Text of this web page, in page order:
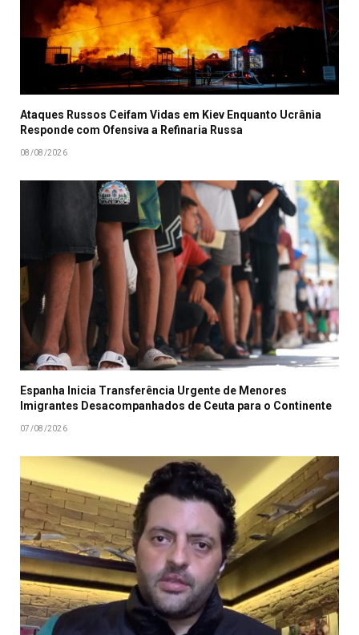
Ataques Russos Ceifam Vidas em Kiev Enquanto Ucrânia
Responde com Ofensiva a Refinaria Russa
08/08/2026
Espanha Inicia Transferência Urgente de Menores
Imigrantes Desacompanhados de Ceuta para o Continente
07/08/2026